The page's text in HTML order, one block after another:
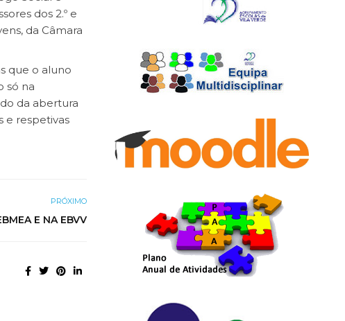
dos 2.º e
da Câmara
que o aluno
só na
da abertura
e respetivas
PRÓXIMO
E NA EBVV